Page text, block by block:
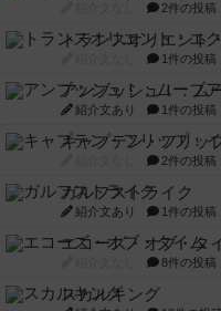
2件の投稿
トランスオリエント
1件の投稿
アンブッシュ！：ム
紹介文あり 1件の投稿
キャプテン・フリッ
2件の投稿
ガルフストライク
紹介文あり 1件の投稿
エコーズ・オブ・タ
8件の投稿
スカルキング